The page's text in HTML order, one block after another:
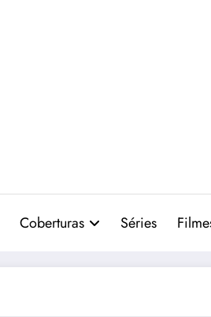
Coberturas Séries